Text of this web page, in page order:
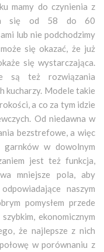
mamy do czynienia z
się od 58 do 60
lub nie podchodzimy
się okazać, że już
się wystarczająca.
są też rozwiązania
kucharzy. Modele takie
a co za tym idzie
Od niedawna w
bezstrefowe, a więc
w dowolnym
jest też funkcja,
mniejsze pola, aby
naszym
pomysłem przede
ekonomicznym
że najlepsze z nich
w porównaniu z